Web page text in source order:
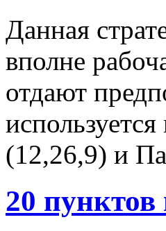
Данная
вполне
отдают
(12,26,9) и
20 пунктов